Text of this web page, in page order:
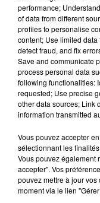
BISON FUTÉ
SAMEDI !
performance;
of data from different
profiles to personalise
content; Use limited
detect fraud, and fix
Save and communicate
process personal data
following functionalities:
requested; Use precise
other data sources; Link
information transmitted
Vous pouvez accepter
sélectionnant les
Vous pouvez également
accepter". Vos
pouvez mettre à jour
moment via le lien